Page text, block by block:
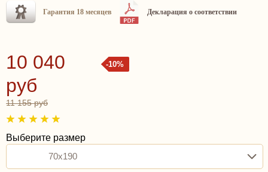
Гарантия 18 месяцев Декларация о соответствии
-10%
10 040
руб
11 155 руб
Выберите размер
70x190